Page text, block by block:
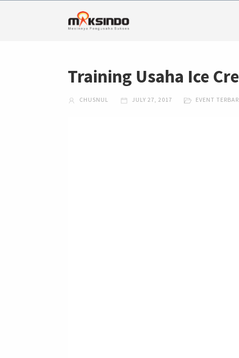
Training Usaha Ice
CHUSNUL JULY 27, 2017 EVENT